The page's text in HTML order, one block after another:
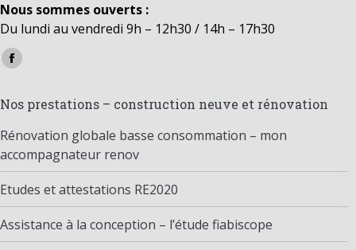
Nous sommes ouverts :
Du lundi au vendredi 9h – 12h30 / 14h – 17h30
Trouvez nous sur :
Facebook
opens
in
new
window
Nos prestations – construction neuve et rénovation
Rénovation globale basse consommation – mon
accompagnateur renov
Etudes et attestations RE2020
Assistance à la conception – l’étude fiabiscope